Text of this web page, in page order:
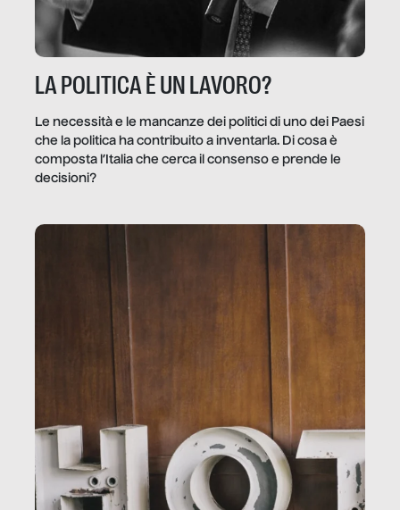
LA POLITICA È UN LAVORO?
Le necessità e le mancanze dei politici di uno dei Paesi
che la politica ha contribuito a inventarla. Di cosa è
composta l’Italia che cerca il consenso e prende le
decisioni?